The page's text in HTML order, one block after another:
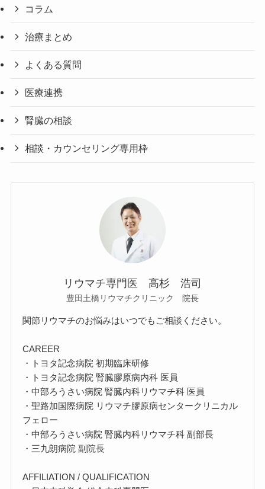
コラム
治療まとめ
よくある質問
医療連携
腎臓の相談
相談・カウンセリング専用枠
リウマチ専門医 高杉 浩司
豊田土橋リウマチクリニック 院長
関節リウマチのお悩みはいつでもご相談ください。
CAREER
・トヨタ記念病院 初期臨床研修
・トヨタ記念病院 腎臓膠原病内科 医員
・中部ろうさい病院 腎臓内科リウマチ科 医員
・聖路加国際病院 リウマチ膠原病センタークリニカル
フェロー
・中部ろうさい病院 腎臓内科リウマチ科 副部長
・三九朗病院 副院長
AFFILIATION / QUALIFICATION